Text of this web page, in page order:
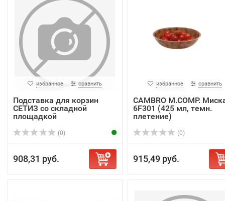
избранное сравнить
Подставка для корзин
СЕТИЗ со складной
площадкой
(0)
908,31 руб.
избранное сравнить
CAMBRO M.COMP.
6F301 (425 мл, темн.
плетение)
(0)
915,49 руб.